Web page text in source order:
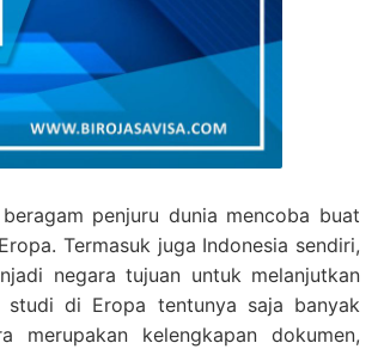
penjuru dunia mencoba buat
Termasuk juga Indonesia sendiri,
negara tujuan untuk melanjutkan
studi di Eropa tentunya saja banyak
merupakan kelengkapan dokumen,